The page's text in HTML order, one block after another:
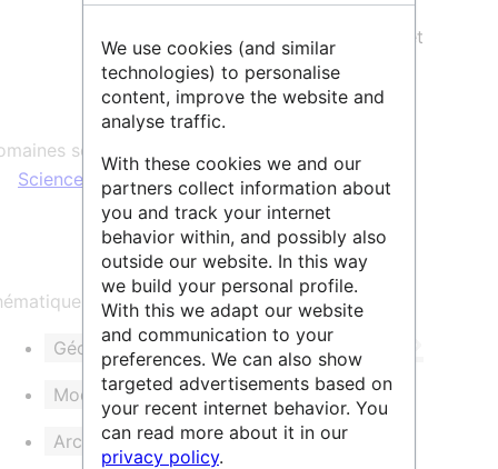
contribue également à l’élaboration de
protocoles méthodologiques, d’outils et
d’applications.
scientifiques :
Sciences Humaines & Sociales
et/ou mots clés :
Géomatique 3D Webmapping
Modélisation Expérimentations
Archéologie Patrimoine
We use cookies (and similar
technologies) to personalise
content, improve the website and
analyse traffic.
With these cookies we and our
partners collect information about
you and track your internet
behavior within, and possibly also
outside our website. In this way
we build your personal profile.
With this we adapt our website
and communication to your
preferences. We can also show
targeted advertisements based on
your recent internet behavior. You
can read more about it in our
privacy policy.